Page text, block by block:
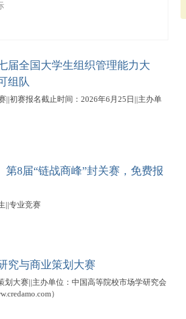
届全国大学生组织管理能力大
组队
||初赛报名截止时间：2026年6月25日||主办单
第8届“链战商峰”封关赛，免费报
||专业竞赛
究与商业策划大赛
大赛||主办单位：中国高等院校市场学研究会
）